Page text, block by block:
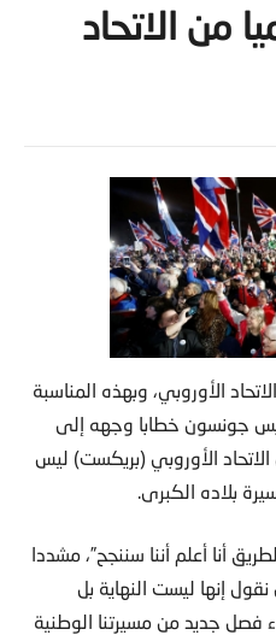
من الاتحاد
الأوروبي، وبهذه المناسبة
جونسون خطابا وجهه إلى
الأوروبي (بريكست) ليس
بلاده الكبرى.
أنا أعلم أننا سننجح”، مشددا
إنها ليست النهاية بل
فصل جديد من مسيرتنا الوطنية